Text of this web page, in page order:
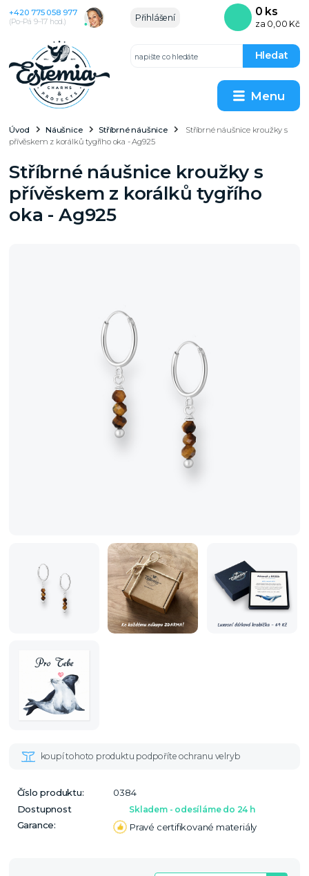
Menu
Přihlášení
Hledat
+420 775 058 977
(Po–Pá 9–17 hod.)
0 ks
za 0,00 Kč
Úvod Náušnice Stříbrné náušnice
Stříbrné náušnice kroužky s
přívěskem z korálků tygřího oka - Ag925
Stříbrné náušnice kroužky s
přívěskem z korálků tygřího
oka - Ag925
Číslo produktu:
0384
Dostupnost
Skladem - odesíláme do 24 h
Garance: Pravé certifikované materiály